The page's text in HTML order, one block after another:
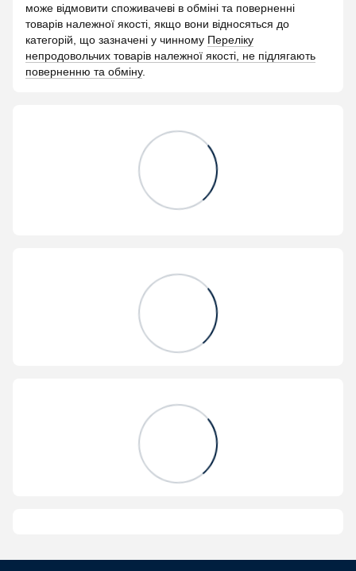
може відмовити споживачеві в обміні та поверненні
товарів належної якості, якщо вони відносяться до
категорій, що зазначені у чинному Переліку
непродовольчих товарів належної якості, не підлягають
поверненню та обміну.